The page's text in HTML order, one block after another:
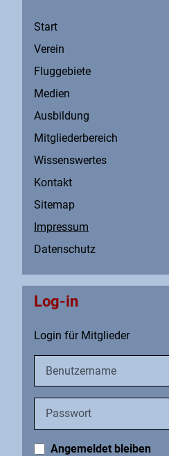
Start
Verein
Fluggebiete
Medien
Ausbildung
Mitgliederbereich
Wissenswertes
Kontakt
Sitemap
Impressum
Datenschutz
Log-in
Login für Mitglieder
Angemeldet bleiben